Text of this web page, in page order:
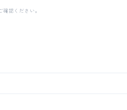
認ください。